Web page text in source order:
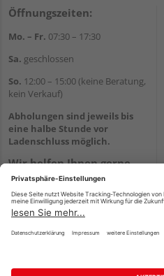
Öffnungszeiten:
Mo. – Fr. 07:30 – 17:30
Sa. geschlossen
So. 12:00 – 15:00 (keine Beratung,
kein Verkauf)
Abholungen sind jeweils bis
eine halbe Stunde vor
Ladenschluss möglich.
Wir helfen Ihnen gerne
weiter
Tel.:+49 2151 8787-70
E-Mail:onlineshop@holz-
roeren.de
Impressum AGB